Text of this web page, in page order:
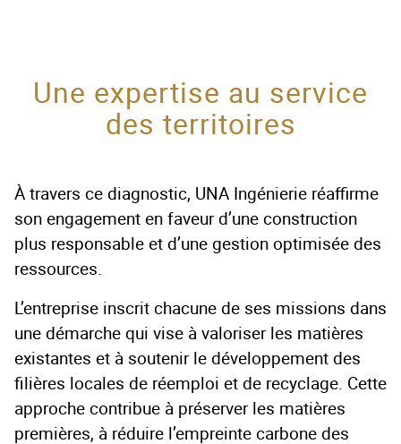
Une expertise au service
des territoires
À travers ce diagnostic, UNA Ingénierie réaffirme
son engagement en faveur d’une construction
plus responsable et d’une gestion optimisée des
ressources.
L’entreprise inscrit chacune de ses missions dans
une démarche qui vise à valoriser les matières
existantes et à soutenir le développement des
filières locales de réemploi et de recyclage. Cette
approche contribue à préserver les matières
premières, à réduire l’empreinte carbone des